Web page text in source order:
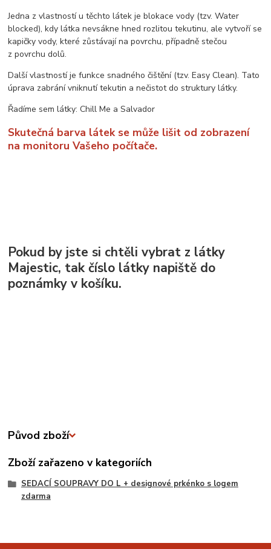
Jedna z vlastností u těchto látek je blokace vody (tzv. Water
blocked), kdy látka nevsákne hned rozlitou tekutinu, ale vytvoří se
kapičky vody, které zůstávají na povrchu, případně stečou
z povrchu dolů.
Další vlastností je funkce snadného čištění (tzv. Easy Clean). Tato
úprava zabrání vniknutí tekutin a nečistot do struktury látky.
Řadíme sem látky: Chill Me a Salvador
Skutečná barva látek se může lišit od zobrazení
na monitoru Vašeho počítače.
Pokud by jste si chtěli vybrat z látky
Majestic, tak číslo látky napiště do
poznámky v košíku.
Původ zboží
Zboží zařazeno v kategoriích
SEDACÍ SOUPRAVY DO L + designové prkénko s logem
zdarma